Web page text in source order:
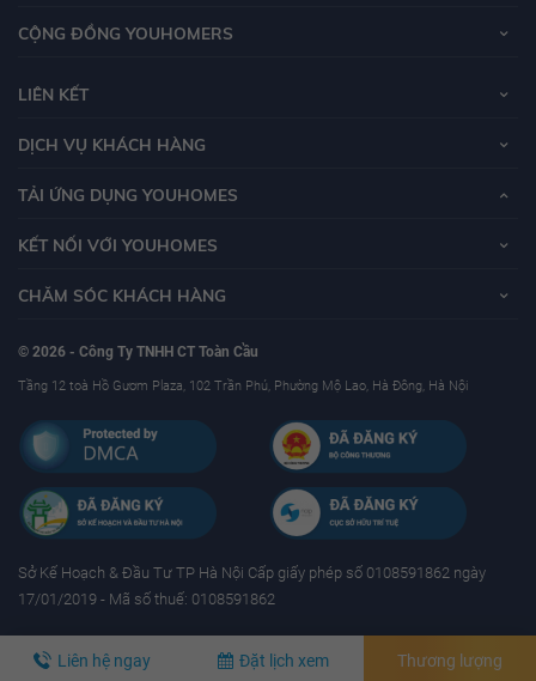
Liên hệ ngay Đặt lịch xem Thương lượng
CỘNG ĐỒNG YOUHOMERS
LIÊN KẾT
DỊCH VỤ KHÁCH HÀNG
TẢI ỨNG DỤNG YOUHOMES
KẾT NỐI VỚI YOUHOMES
CHĂM SÓC KHÁCH HÀNG
© 2026 - Công Ty TNHH CT Toàn Cầu
Tầng 12 toà Hồ Gươm Plaza, 102 Trần Phú, Phường Mộ Lao, Hà Đông, Hà Nội
Sở Kế Hoạch & Ðầu Tư TP Hà Nội Cấp giấy phép số 0108591862 ngày
17/01/2019 - Mã số thuế: 0108591862